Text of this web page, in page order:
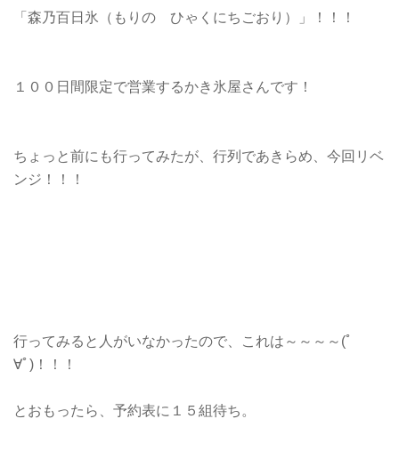
「森乃百日氷（もりの ひゃくにちごおり）」！！！
１００日間限定で営業するかき氷屋さんです！
ちょっと前にも行ってみたが、行列であきらめ、今回リベ
ンジ！！！
行ってみると人がいなかったので、これは～～～～(ﾟ
∀ﾟ)！！！
とおもったら、予約表に１５組待ち。